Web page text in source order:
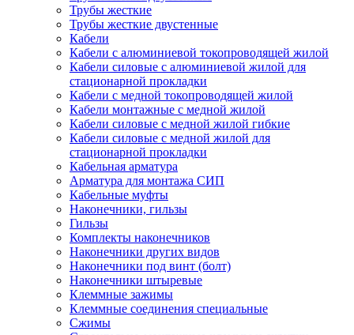
Трубы жесткие
Трубы жесткие двустенные
Кабели
Кабели с алюминиевой токопроводящей жилой
Кабели силовые с алюминиевой жилой для
стационарной прокладки
Кабели с медной токопроводящей жилой
Кабели монтажные с медной жилой
Кабели силовые с медной жилой гибкие
Кабели силовые с медной жилой для
стационарной прокладки
Кабельная арматура
Арматура для монтажа СИП
Кабельные муфты
Наконечники, гильзы
Гильзы
Комплекты наконечников
Наконечники других видов
Наконечники под винт (болт)
Наконечники штыревые
Клеммные зажимы
Клеммные соединения специальные
Сжимы